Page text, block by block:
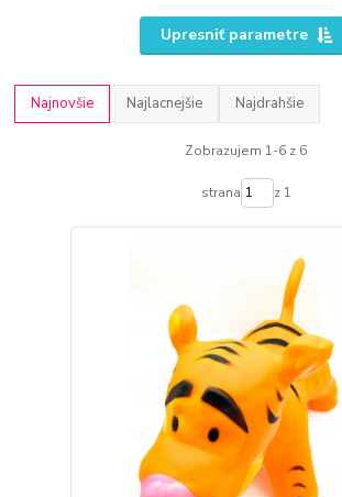
Upresniť parametre
Najnovšie Najlacnejšie Najdrahšie
Zobrazujem 1-6 z 6
strana z 1